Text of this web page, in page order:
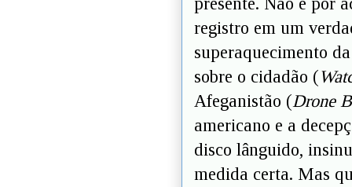
registro em um
superaquecimento
sobre o cidadão (
Afeganistão (Drone
americano e a
disco lânguido,
medida certa. Mas